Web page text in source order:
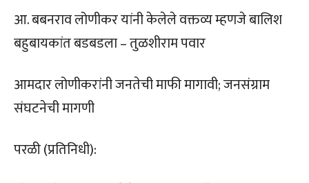
आ. बबनराव लोणीकर यांनी केलेले वक्तव्य म्हणजे बालिश
बहुबायकांत बडबडला – तुळशीराम पवार
आमदार लोणीकरांनी जनतेची माफी मागावी; जनसंग्राम
संघटनेची मागणी
परळी (प्रतिनिधी):